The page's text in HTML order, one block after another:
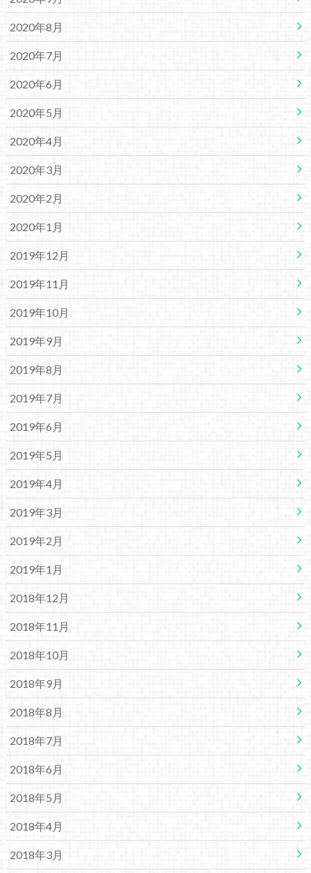
2020年8月
2020年7月
2020年6月
2020年5月
2020年4月
2020年3月
2020年2月
2020年1月
2019年12月
2019年11月
2019年10月
2019年9月
2019年8月
2019年7月
2019年6月
2019年5月
2019年4月
2019年3月
2019年2月
2019年1月
2018年12月
2018年11月
2018年10月
2018年9月
2018年8月
2018年7月
2018年6月
2018年5月
2018年4月
2018年3月